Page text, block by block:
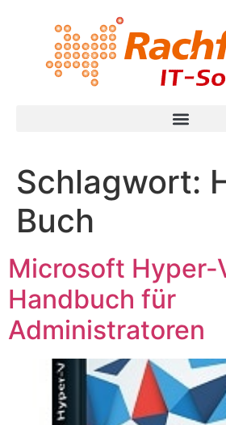
Schlagwort:
Buch
Microsoft Hyper-
Handbuch für
Administratoren